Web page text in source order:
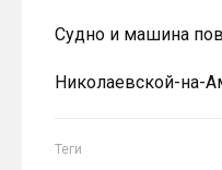
Судно и машина
Николаевской-на-
Теги